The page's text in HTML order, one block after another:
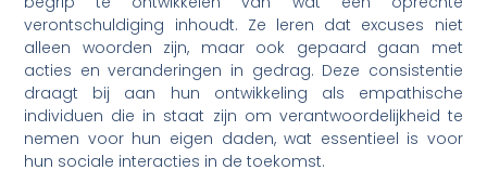
verontschuldiging inhoudt. Ze leren dat excuses niet
alleen woorden zijn, maar ook gepaard gaan met
acties en veranderingen in gedrag. Deze consistentie
draagt bij aan hun ontwikkeling als empathische
individuen die in staat zijn om verantwoordelijkheid te
nemen voor hun eigen daden, wat essentieel is voor
hun sociale interacties in de toekomst.